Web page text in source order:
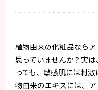
植物由来の化粧品なら
思っていませんか？実
っても、敏感肌には刺
物由来のエキスには、